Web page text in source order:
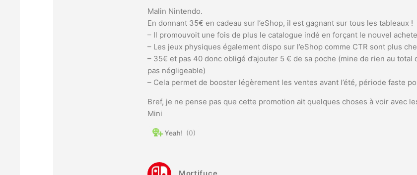
Malin Nintendo.
En donnant 35€ en cadeau sur l’eShop, il est gagnant sur tous les tableaux !
– Il promouvoit une fois de plus le catalogue indé en forçant le nouvel
– Les jeux physiques également dispo sur l’eShop comme CTR sont plus
– 35€ et pas 40 donc obligé d’ajouter 5 € de sa poche (mine de rien au total
pas négligeable)
– Cela permet de booster légèrement les ventes avant l’été, période faste
Bref, je ne pense pas que cette promotion ait quelques choses à voir avec
Mini
0